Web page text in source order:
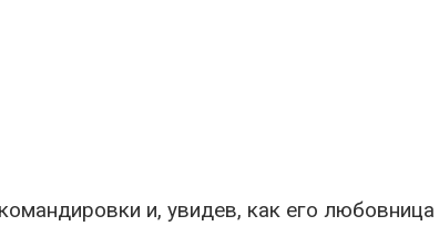
и, увидев, как его любовница